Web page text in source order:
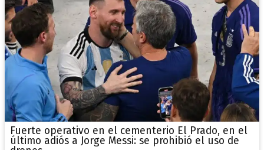
Fuerte operativo en el cementerio El Prado, en el
último adiós a Jorge Messi: se prohibió el uso de